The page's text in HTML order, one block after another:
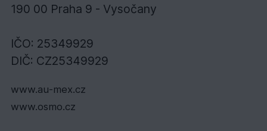
190 00 Praha 9 - Vysočany
IČO: 25349929
DIČ: CZ25349929
www.au-mex.cz
www.osmo.cz